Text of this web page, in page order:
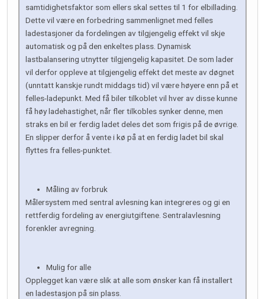
samtidighetsfaktor som ellers skal settes til 1 for elbillading.
Dette vil være en forbedring sammenlignet med felles
ladestasjoner da fordelingen av tilgjengelig effekt vil skje
automatisk og på den enkeltes plass. Dynamisk
lastbalansering utnytter tilgjengelig kapasitet. De som lader
vil derfor oppleve at tilgjengelig effekt det meste av døgnet
(unntatt kanskje rundt middags tid) vil være høyere enn på et
felles-ladepunkt. Med få biler tilkoblet vil hver av disse kunne
få høy ladehastighet, når fler tilkobles synker denne, men
straks en bil er ferdig ladet deles det som frigis på de øvrige.
En slipper derfor å vente i kø på at en ferdig ladet bil skal
flyttes fra felles-punktet.
Måling av forbruk
Målersystem med sentral avlesning kan integreres og gi en
rettferdig fordeling av energiutgiftene. Sentralavlesning
forenkler avregning.
Mulig for alle
Opplegget kan være slik at alle som ønsker kan få installert
en ladestasjon på sin plass.